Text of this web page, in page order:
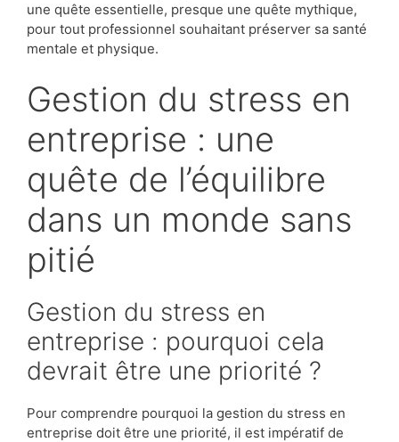
une quête essentielle, presque une quête mythique,
pour tout professionnel souhaitant préserver sa santé
mentale et physique.
Gestion du stress en
entreprise : une
quête de l’équilibre
dans un monde sans
pitié
Gestion du stress en
entreprise : pourquoi cela
devrait être une priorité ?
Pour comprendre pourquoi la gestion du stress en
entreprise doit être une priorité, il est impératif de